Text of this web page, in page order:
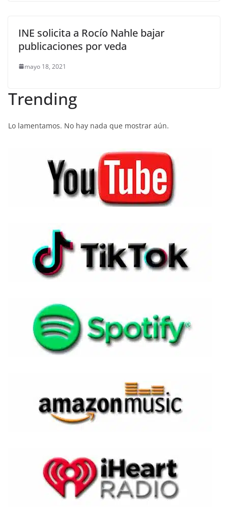
INE solicita a Rocío Nahle bajar
publicaciones por veda
mayo 18, 2021
Trending
Lo lamentamos. No hay nada que mostrar aún.